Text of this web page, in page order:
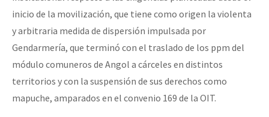
inicio de la movilización, que tiene como origen la violenta
y arbitraria medida de dispersión impulsada por
Gendarmería, que terminó con el traslado de los ppm del
módulo comuneros de Angol a cárceles en distintos
territorios y con la suspensión de sus derechos como
mapuche, amparados en el convenio 169 de la OIT.